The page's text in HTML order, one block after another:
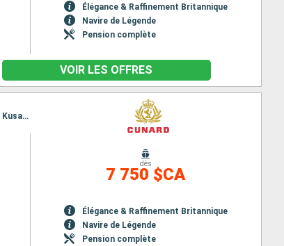
Élégance & Raffinement Britannique
Navire de Légende
Pension complète
VOIR LES OFFRES
Itinéraire : Barcelone, Messine, Messine (Détroit), Le Piree - Athenes, Dardanelles, Istanbul, Dardanelles, Kusadasi, Mykonos, Katakolon, Messine (Détroit), Sorrente, Civitavecchia - Rome, La Valette, Kotor, Split, Zadar, Trieste, Dubrovnik, Messine (Détroit), Palerme, Minorque, Barcelone
dès
7 750 $CA
Élégance & Raffinement Britannique
Navire de Légende
Pension complète